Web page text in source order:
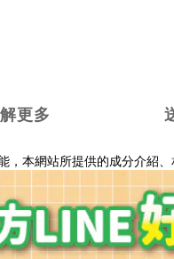
更多
， 本網站所提供的成分介紹、